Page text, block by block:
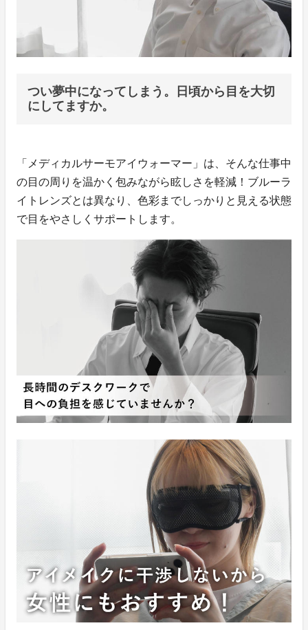
つい夢中になってしまう。日頃から目を大切
にしてますか。
「メディカルサーモアイウォーマー」は、そんな仕事中
の目の周りを温かく包みながら眩しさを軽減！ブルーラ
イトレンズとは異なり、色彩までしっかりと見える状態
で目をやさしくサポートします。